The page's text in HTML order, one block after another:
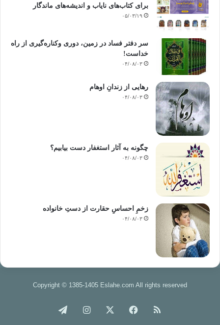
برای کتاب‌های نایاب و اندیشه‌های ماندگار
۰۵/۰۳/۱۹
سر دفتر فساد در زمین‌، دوری وکناره‌گیری از راه
خداست‌!
۰۴/۰۸/۰۳
رهایی از زندانِ اوهام
۰۴/۰۸/۰۳
چگونه به آثار استغفار دست بیابیم؟
۰۴/۰۸/۰۳
زخمِ احساسِ حقارت از دستِ خانواده
۰۴/۰۸/۰۳
Copyright © 1385-1405 Eslahe.com All rights reserved
خوراک فیس اینستاگرام